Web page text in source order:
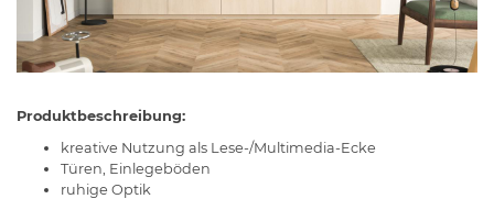
Produktbeschreibung:
kreative Nutzung als Lese-/Multimedia-Ecke
Türen, Einlegeböden
ruhige Optik